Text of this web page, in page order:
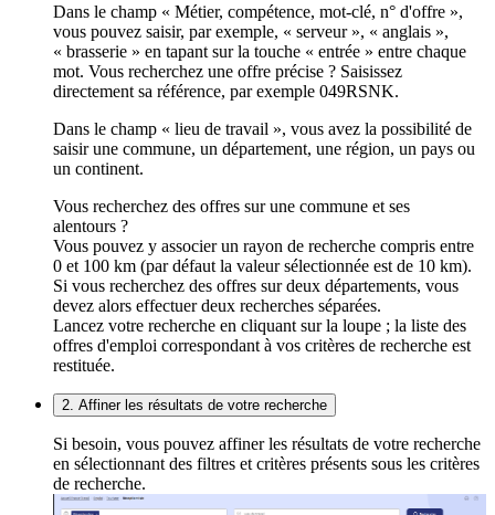
Dans le champ « Métier, compétence, mot-clé, n° d'offre »,
vous pouvez saisir, par exemple, « serveur », « anglais »,
« brasserie » en tapant sur la touche « entrée » entre chaque
mot. Vous recherchez une offre précise ? Saisissez
directement sa référence, par exemple 049RSNK.
Dans le champ « lieu de travail », vous avez la possibilité de
saisir une commune, un département, une région, un pays ou
un continent.
Vous recherchez des offres sur une commune et ses
alentours ?
Vous pouvez y associer un rayon de recherche compris entre
0 et 100 km (par défaut la valeur sélectionnée est de 10 km).
Si vous recherchez des offres sur deux départements, vous
devez alors effectuer deux recherches séparées.
Lancez votre recherche en cliquant sur la loupe ; la liste des
offres d'emploi correspondant à vos critères de recherche est
restituée.
2. Affiner les résultats de votre recherche
Si besoin, vous pouvez affiner les résultats de votre recherche
en sélectionnant des filtres et critères présents sous les critères
de recherche.